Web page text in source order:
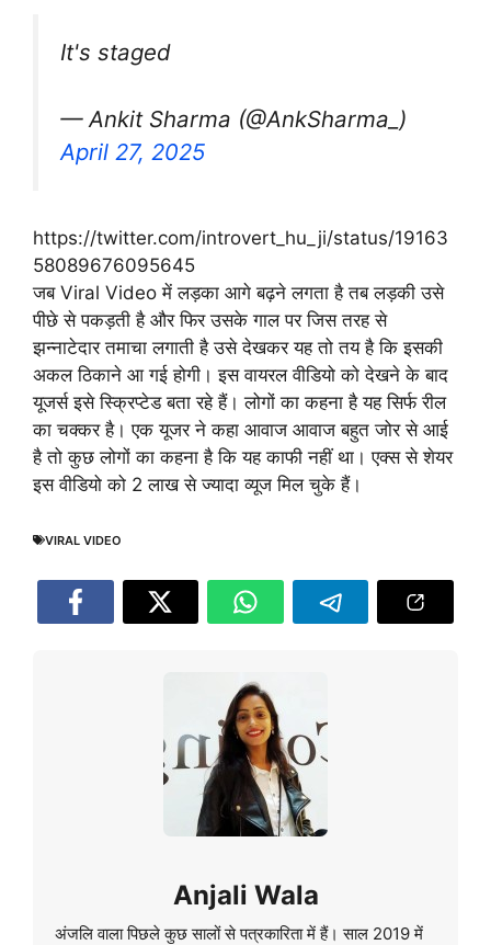
It's staged
— Ankit Sharma (@AnkSharma_)
April 27, 2025
https://twitter.com/introvert_hu_ji/status/19163
58089676095645
जब Viral Video में लड़का आगे बढ़ने लगता है तब लड़की उसे
पीछे से पकड़ती है और फिर उसके गाल पर जिस तरह से
झन्नाटेदार तमाचा लगाती है उसे देखकर यह तो तय है कि इसकी
अकल ठिकाने आ गई होगी। इस वायरल वीडियो को देखने के बाद
यूजर्स इसे स्क्रिप्टेड बता रहे हैं। लोगों का कहना है यह सिर्फ रील
का चक्कर है। एक यूजर ने कहा आवाज आवाज बहुत जोर से आई
है तो कुछ लोगों का कहना है कि यह काफी नहीं था। एक्स से शेयर
इस वीडियो को 2 लाख से ज्यादा व्यूज मिल चुके हैं।
VIRAL VIDEO
Anjali Wala
अंजलि वाला पिछले कुछ सालों से पत्रकारिता में हैं। साल 2019 में